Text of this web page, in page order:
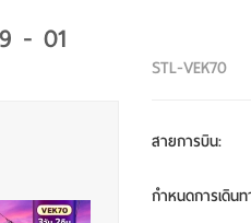
- 01
STL-VEK70
สายการบิน:
กำหนดการเดินท